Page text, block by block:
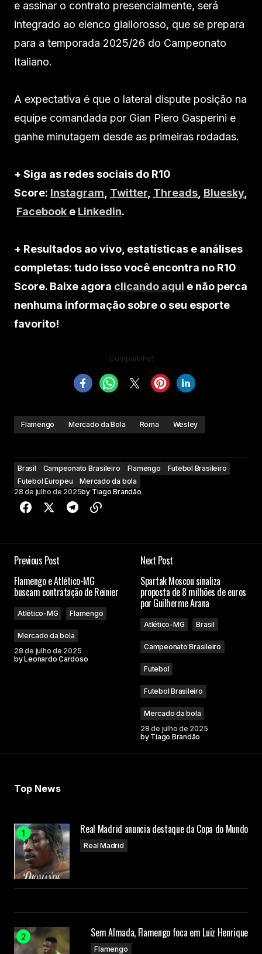
e assinar o contrato presencialmente, será
integrado ao elenco giallorosso, que se prepara
para a temporada 2025/26 do Campeonato
Italiano.
A expectativa é que o lateral dispute posição na
equipe comandada por Gian Piero Gasperini e
ganhe minutagem desde as primeiras rodadas.
+ Siga as redes sociais do R10
Score: Instagram Twitter Threads Bluesky,
Facebook e Linkedin.
+ Resultados ao vivo, estatísticas e análises
completas: tudo isso você encontra no R10
Score. Baixe agora clicando aqui e não perca
nenhuma informação sobre o seu esporte
favorito!
Compartilhe!
Flamengo Mercado da Bola Roma Wesley
Brasil Campeonato Brasileiro Flamengo
Futebol Brasileiro
Futebol Europeu
Mercado da bola
28 de julho de 2025by Tiago Brandão
Previous Post
Flamengo e Atlético-MG
buscam contratação de Reinier
Atlético-MG Flamengo
Mercado da bola
28 de julho de 2025
byLeonardo Cardoso
Next Post
Spartak Moscou sinaliza
proposta de 8 milhões de euros
por Guilherme Arana
Atlético-MG Brasil
Campeonato Brasileiro
Futebol
Futebol Brasileiro
Mercado da bola
28 de julho de 2025
by Tiago Brandão
Top News
Real Madrid anuncia destaque da Copa do Mundo
Real Madrid
Sem Almada, Flamengo foca em Luiz Henrique
Flamengo